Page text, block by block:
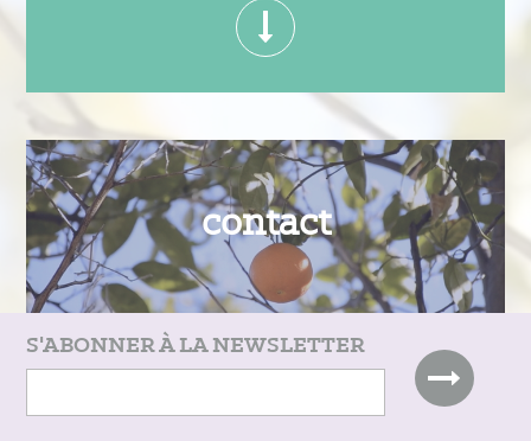
contact
S'ABONNER À LA NEWSLETTER